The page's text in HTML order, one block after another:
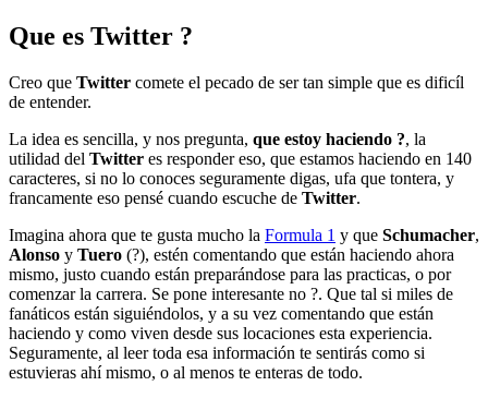
Que es Twitter ?
Creo que Twitter comete el pecado de ser tan simple que es dificíl
de entender.
La idea es sencilla, y nos pregunta, que estoy haciendo ?, la
utilidad del Twitter es responder eso, que estamos haciendo en 140
caracteres, si no lo conoces seguramente digas, ufa que tontera, y
francamente eso pensé cuando escuche de Twitter.
Imagina ahora que te gusta mucho la Formula 1 y que Schumacher,
Alonso y Tuero (?), estén comentando que están haciendo ahora
mismo, justo cuando están preparándose para las practicas, o por
comenzar la carrera. Se pone interesante no ?. Que tal si miles de
fanáticos están siguiéndolos, y a su vez comentando que están
haciendo y como viven desde sus locaciones esta experiencia.
Seguramente, al leer toda esa información te sentirás como si
estuvieras ahí mismo, o al menos te enteras de todo.